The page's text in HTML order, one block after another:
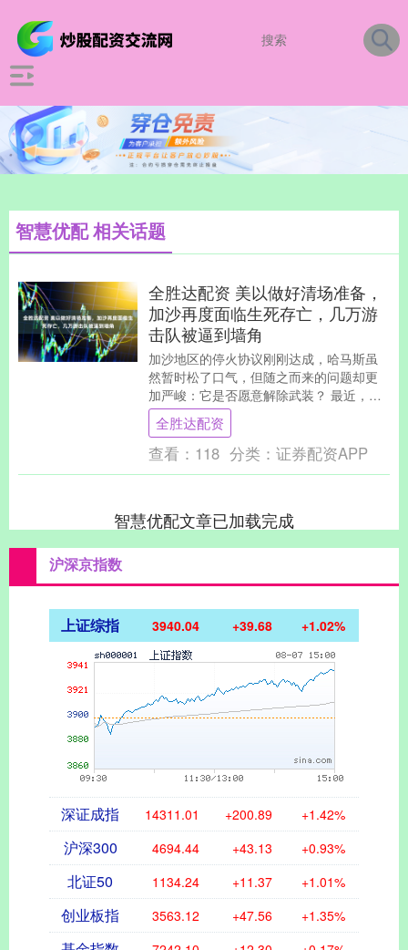
智慧优配 相关话题
全胜达配资 美以做好清场准备，
加沙再度面临生死存亡，几万游
击队被逼到墙角
加沙地区的停火协议刚刚达成，哈马斯虽
然暂时松了口气，但随之而来的问题却更
加严峻：它是否愿意解除武装？ 最近，特
朗普在谈及此事时提到，哈马斯已经向他
承诺会解除武装....
全胜达配资
查看： 118 分类： 证券配资APP
智慧优配文章已加载完成
沪深京指数
上证综指 3940.04 +39.68 +1.02%
深证成指 14311.01 +200.89 +1.42%
沪深300 4694.44 +43.13 +0.93%
北证50 1134.24 +11.37 +1.01%
创业板指 3563.12 +47.56 +1.35%